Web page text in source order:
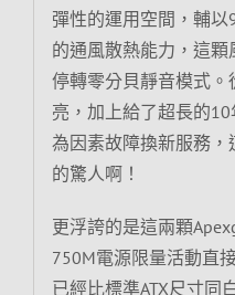
彈性的運用空間，輔
的通風散熱能力，這顆
停轉零分貝靜音模式
亮，加上給了超長的
為因素故障換新服務
的驚人啊！
更浮誇的是這兩顆
750M電源限量活動直
已經比標準ATX尺寸同